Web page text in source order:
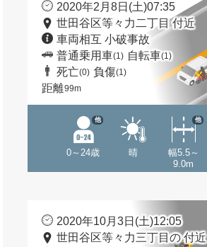
2020年2月8日(土)07:35
世田谷区等々力二丁目 付近
車両相互 小破事故
普通乗用車(1) 自転車(1)
死亡(0) 負傷(1)
距離99m
0～24歳
他
晴
幅5.5～
9.0m
他
2020年10月3日(土)12:05
世田谷区等々力三丁目の 付近